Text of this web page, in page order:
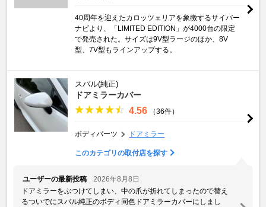
40周年を迎えたカロッツェリアを象徴するサイバー
ナビより、「LIMITED EDITION」が4000台の限定
で発売された。サイズは9V型ラージのほか、8V
型、7V型もラインアップする。
スバル(純正)
ドアミラーカバー
4.56 （36件）
ボディパーツ ドアミラー
このカテゴリの取付店を探す
ユーザーの最新投稿
2026年8月8日
ドアミラーをぶつけてしまい、中の爪が折れてしまったので替え
るついでにスバル純正のボディ同色ドアミラーカバーにしまし